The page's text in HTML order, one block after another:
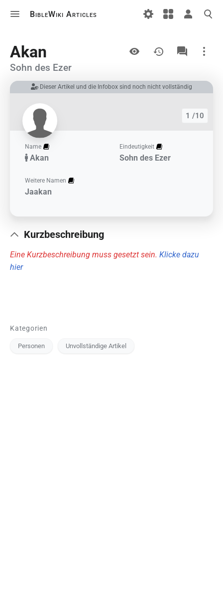
BibleWiki Articles
Akan
Sohn des Ezer
Links auf diesem Artikel
Änderungen an verlinkten Artikel
Druckversion
Permanenter Link
Artikel zitieren
Dieser Artikel und die Infobox sind noch nicht vollständig
1 /10
Name
Akan
Eindeutigkeit
Sohn des Ezer
Weitere Namen
Jaakan
Kurzbeschreibung
Eine Kurzbeschreibung muss gesetzt sein. Klicke dazu
hier
Kategorien
Personen Unvollständige Artikel